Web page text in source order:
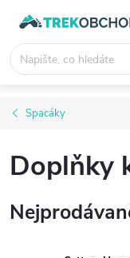
obsah
Spacáky
Doplňky